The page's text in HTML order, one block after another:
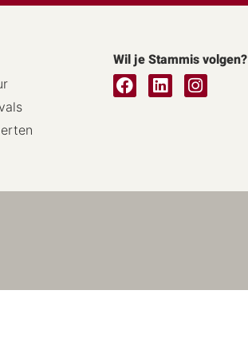
Wil je Stammis volgen?